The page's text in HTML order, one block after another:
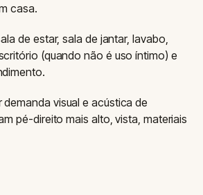
casa.
de estar, sala de jantar, lavabo,
(quando não é uso íntimo) e
visual e acústica de
pé-direito mais alto, vista, materiais